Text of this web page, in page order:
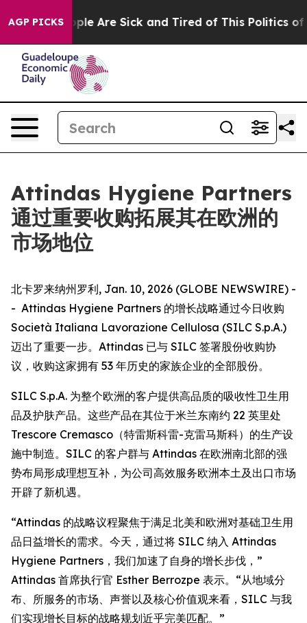
AGP PICKS
“People Are Sick and Tired of This Politics of
Attindas Hygiene Partners
通过重要收购拓展其在欧洲的
市场地位
北卡罗来纳州罗利, Jan. 10, 2026 (GLOBE NEWSWIRE) -
- Attindas Hygiene Partners 的增长战略通过今日收购
Società Italiana Lavorazione Cellulosa (SILC S.p.A.)
迈出了重要一步。Attindas 已与 SILC 签署股份收购协
议，收购这家拥有 53 年历史的家族企业的全部股份。
SILC S.p.A. 为整个欧洲的客户提供高品质的吸收性卫生用
品及护肤产品。这些产品在其位于米兰东南约 22 英里处
Trescore Cremasco（特雷斯科雷-克雷马斯科）的生产设
施中制造。SILC 的客户群与 Attindas 在欧洲南北部的强
势布局形成理想互补，为公司高效服务欧洲本土及出口市场
开辟了新机遇。
“Attindas 的战略议程聚焦于满足北美和欧洲对基础卫生用
品日益增长的需求。今天，通过将 SILC 纳入 Attindas
Hygiene Partners，我们加速了自身的增长步伐，”
Attindas 首席执行官 Esther Berrozpe 表示。“从地域分
布、所服务的市场、声誉以及核心价值观来看，SILC 与我
们实现增长目标的战略规划近乎完美匹配。”